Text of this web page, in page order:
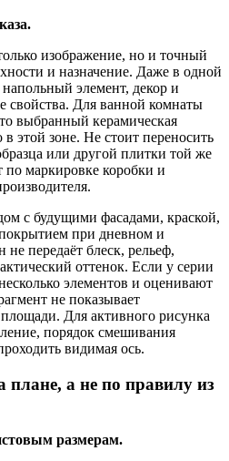
изображение, но и точный
и назначение. Даже в одной
элемент, декор и
свойства. Для ванной комнаты
выбранный керамическая
этой зоне. Не стоит переносить
или другой плитки той же
маркировке коробки и
с будущими фасадами, краской,
при дневном и
не передаёт блеск, рельеф,
оттенок. Если у серии
элементов и оценивают
не показывает
Для активного рисунка
порядок смешивания
видимая ось.
а не по правилу из
размерам.